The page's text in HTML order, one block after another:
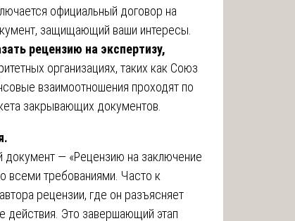
официальный договор на
защищающий ваши интересы.
рецензию на экспертизу,
организациях, таких как Союз
взаимоотношения проходят по
закрывающих документов.
документ — «Рецензию на заключение
всеми требованиями. Часто к
рецензии, где он разъясняет
Это завершающий этап